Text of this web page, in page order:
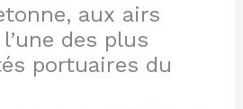
aux airs
des plus
portuaires du